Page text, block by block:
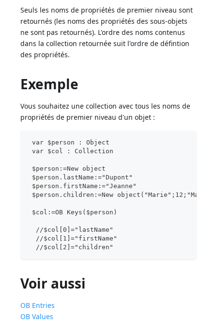
Seuls les noms de propriétés de premier niveau sont
retournés (les noms des propriétés des sous-objets
ne sont pas retournés). L'ordre des noms contenus
dans la collection retournée suit l'ordre de défintion
des propriétés.
Exemple
Vous souhaitez une collection avec tous les noms de
propriétés de premier niveau d'un objet :
var $person : Object
var $col : Collection
$person:=New object
$person.lastName:="Dupont"
$person.firstName:="Jeanne"
$person.children:=New
$col:=OB Keys($person)
//$col[0]="lastName"
//$col[1]="firstName"
//$col[2]="children"
Voir aussi
OB Entries
OB Values